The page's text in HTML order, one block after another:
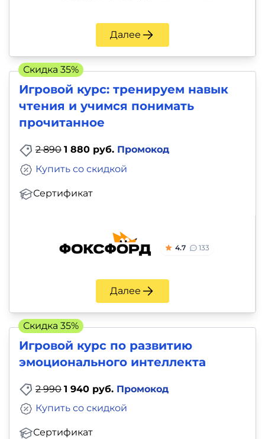
Далее
Игровой курс: тренируем навык
чтения и учимся понимать
прочитанное
2 890 1 880 руб. Промокод
Сертификат
Купить со скидкой
4.7 133
Далее
Скидка 35%
Игровой курс по развитию
эмоционального интеллекта
2 990 1 940 руб. Промокод
Сертификат
Купить со скидкой
Скидка 35%